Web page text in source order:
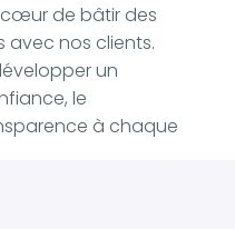
de bâtir des
avec nos clients.
un
le
à chaque